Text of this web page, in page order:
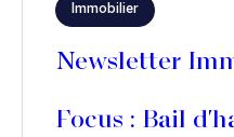
Immobilier
Newsletter
Focus : Bail